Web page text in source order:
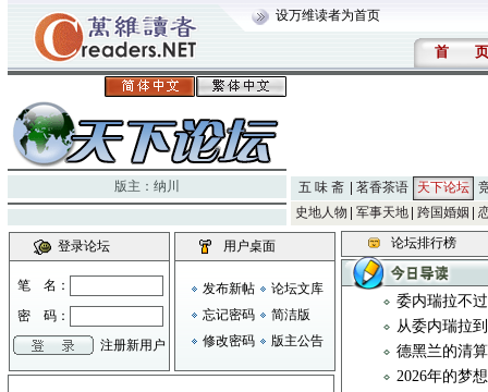
设万维读者为首页
首 页
版主： 纳川 五 味 斋 茗香茶语 天下论坛
史地人物
军事天地 跨国婚姻
登录论坛
笔 名：
密 码：
注册新用户
用户桌面
发布新帖
论坛文库
忘记密码
简洁版
修改密码
版主公告
论坛排行榜
委内瑞拉不
从委内瑞拉
德黑兰的清
2026年的梦想